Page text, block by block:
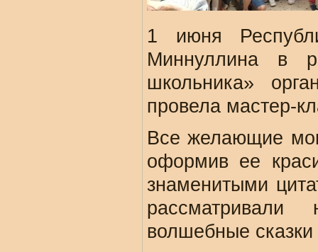
1 июня
Миннуллина в
школьника»
провела мастер-
Все желающие
оформив ее
знаменитыми
рассматривали
волшебные сказки